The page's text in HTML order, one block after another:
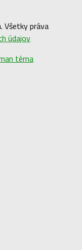
Všetky práva
údajov
téma